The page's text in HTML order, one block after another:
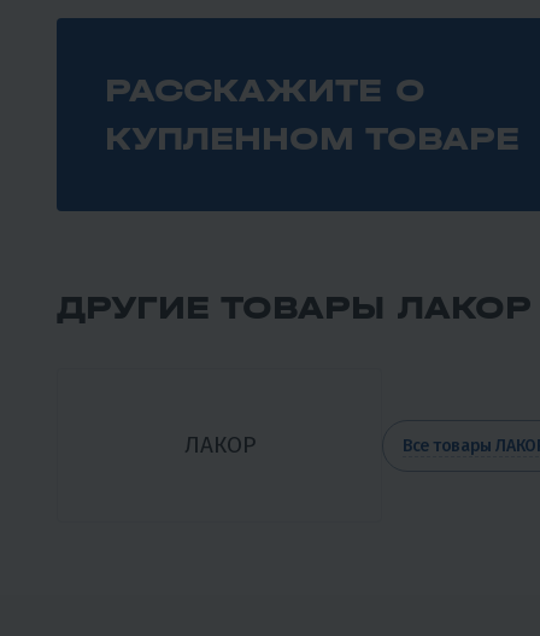
РАССКАЖИТЕ О
КУПЛЕННОМ ТОВАРЕ
ДРУГИЕ ТОВАРЫ ЛАКОР
ЛАКОР Все товары